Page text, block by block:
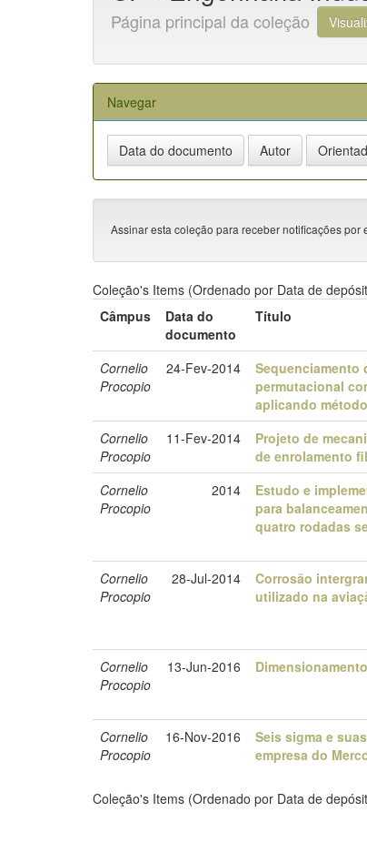
Página principal da coleção
Navegar
Assinar esta coleção para receber notificações por
Coleção's Items (Ordenado por Data de
Câmpus
Data do
documento
Título
Cornelio
Procopio
24-Fev-2014
Sequenciamento
permutacional
aplicando
Cornelio
Procopio
11-Fev-2014
Projeto de
de enrolamento
Cornelio
Procopio
2014
Estudo e
para
quatro rodadas
Cornelio
Procopio
28-Jul-2014
Corrosão
utilizado na
Cornelio
Procopio
13-Jun-2016
Cornelio
Procopio
16-Nov-2016
Seis sigma e
empresa do
Coleção's Items (Ordenado por Data de